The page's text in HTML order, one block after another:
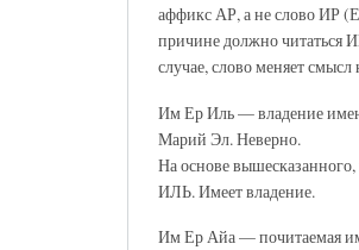
аффикс АР, а не слово ИР
причине должно читаться
случае, слово меняет
Им Ер Иль — владение
Марий Эл. Неверно.
На основе
ИЛЬ. Имеет владение.
Им Ер Айа — почитаемая